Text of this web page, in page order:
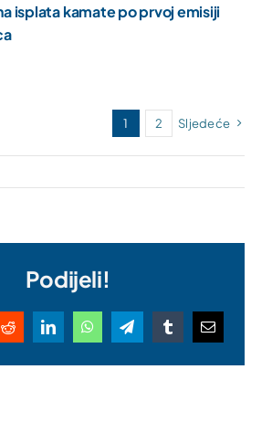
isplata kamate po prvoj emisiji
1 2 Sljedeće
Podijeli!
RedditLinkedInWhatsAppTelegramTumblrEmail